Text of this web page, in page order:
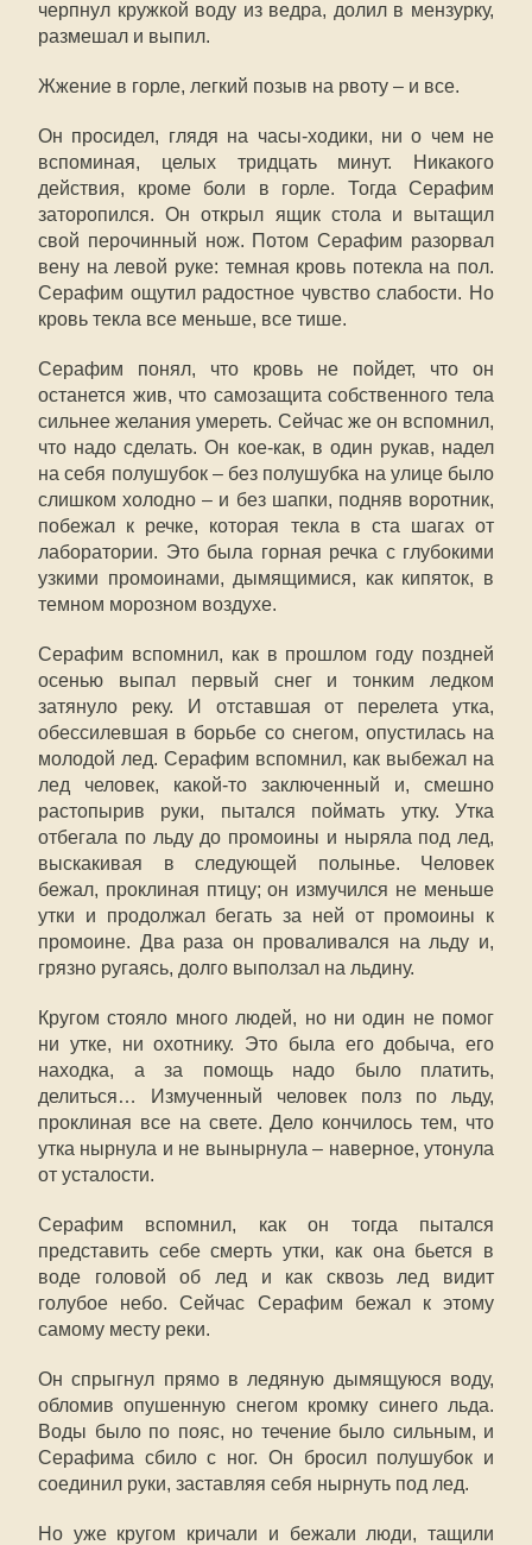
черпнул кружкой воду из ведра, долил в мензурку,
размешал и выпил.
Жжение в горле, легкий позыв на рвоту – и все.
Он просидел, глядя на часы-ходики, ни о чем не
вспоминая, целых тридцать минут. Никакого
действия, кроме боли в горле. Тогда Серафим
заторопился. Он открыл ящик стола и вытащил
свой перочинный нож. Потом Серафим разорвал
вену на левой руке: темная кровь потекла на пол.
Серафим ощутил радостное чувство слабости. Но
кровь текла все меньше, все тише.
Серафим понял, что кровь не пойдет, что он
останется жив, что самозащита собственного тела
сильнее желания умереть. Сейчас же он вспомнил,
что надо сделать. Он кое-как, в один рукав, надел
на себя полушубок – без полушубка на улице было
слишком холодно – и без шапки, подняв воротник,
побежал к речке, которая текла в ста шагах от
лаборатории. Это была горная речка с глубокими
узкими промоинами, дымящимися, как кипяток, в
темном морозном воздухе.
Серафим вспомнил, как в прошлом году поздней
осенью выпал первый снег и тонким ледком
затянуло реку. И отставшая от перелета утка,
обессилевшая в борьбе со снегом, опустилась на
молодой лед. Серафим вспомнил, как выбежал на
лед человек, какой-то заключенный и, смешно
растопырив руки, пытался поймать утку. Утка
отбегала по льду до промоины и ныряла под лед,
выскакивая в следующей полынье. Человек
бежал, проклиная птицу; он измучился не меньше
утки и продолжал бегать за ней от промоины к
промоине. Два раза он проваливался на льду и,
грязно ругаясь, долго выползал на льдину.
Кругом стояло много людей, но ни один не помог
ни утке, ни охотнику. Это была его добыча, его
находка, а за помощь надо было платить,
делиться… Измученный человек полз по льду,
проклиная все на свете. Дело кончилось тем, что
утка нырнула и не вынырнула – наверное, утонула
от усталости.
Серафим вспомнил, как он тогда пытался
представить себе смерть утки, как она бьется в
воде головой об лед и как сквозь лед видит
голубое небо. Сейчас Серафим бежал к этому
самому месту реки.
Он спрыгнул прямо в ледяную дымящуюся воду,
обломив опушенную снегом кромку синего льда.
Воды было по пояс, но течение было сильным, и
Серафима сбило с ног. Он бросил полушубок и
соединил руки, заставляя себя нырнуть под лед.
Но уже кругом кричали и бежали люди, тащили